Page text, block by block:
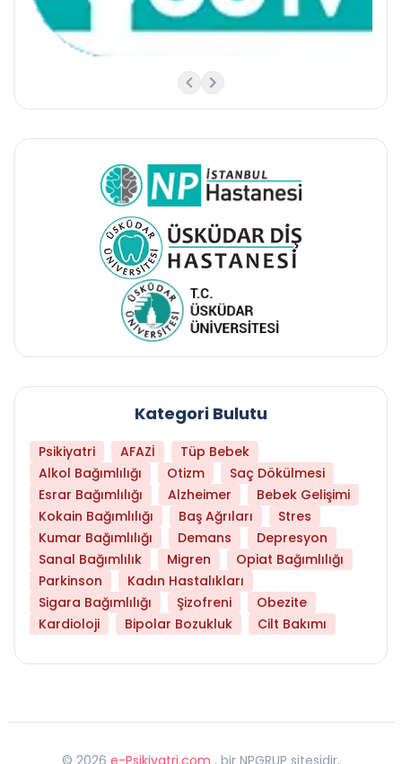
Kategori Bulutu
Psikiyatri AFAZİ
Tüp Bebek
Alkol Bağımlılığı
Otizm
Saç Dökülmesi
Esrar Bağımlılığı
Alzheimer
Bebek Gelişimi
Kokain Bağımlılığı
Baş Ağrıları
Stres
Kumar Bağımlılığı
Demans
Depresyon
Sanal Bağımlılık
Migren
Opiat Bağımlılığı
Parkinson
Kadın Hastalıkları
Sigara Bağımlılığı
Şizofreni
Obezite
Kardioloji
Bipolar Bozukluk Cilt Bakımı
© 2026 e-Psikiyatri.com , bir NPGRUP sitesidir,